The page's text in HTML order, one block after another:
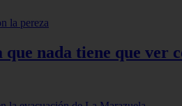
nada tiene que ver